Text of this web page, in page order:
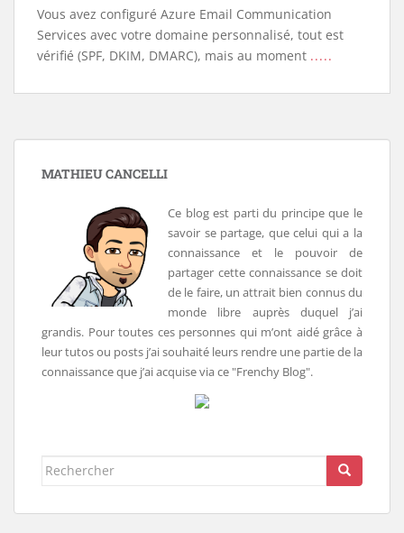
Vous avez configuré Azure Email Communication
Services avec votre domaine personnalisé, tout est
vérifié (SPF, DKIM, DMARC), mais au moment .....
MATHIEU CANCELLI
Ce blog est parti du principe que le
savoir se partage, que celui qui a la
connaissance et le pouvoir de
partager cette connaissance se doit
de le faire, un attrait bien connus du
monde libre auprès duquel j’ai
grandis. Pour toutes ces personnes qui m’ont aidé grâce à
leur tutos ou posts j’ai souhaité leurs rendre une partie de la
connaissance que j’ai acquise via ce "Frenchy Blog".
Rechercher...